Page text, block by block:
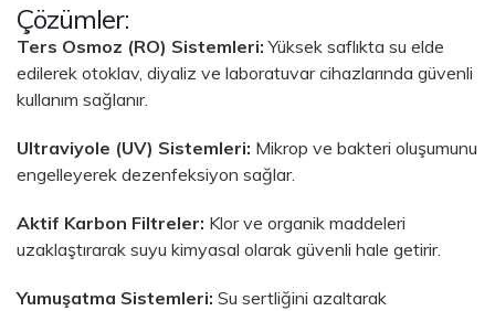
Çözümler:
Ters Osmoz (RO) Sistemleri: Yüksek saflıkta su elde
edilerek otoklav, diyaliz ve laboratuvar cihazlarında güvenli
kullanım sağlanır.
Ultraviyole (UV) Sistemleri: Mikrop ve bakteri oluşumunu
engelleyerek dezenfeksiyon sağlar.
Aktif Karbon Filtreler: Klor ve organik maddeleri
uzaklaştırarak suyu kimyasal olarak güvenli hale getirir.
Yumuşatma Sistemleri: Su sertliğini azaltarak